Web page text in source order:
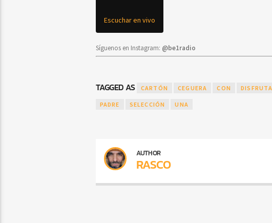
Escuchar en vivo
Síguenos en Instagram: @be1radio
TAGGED AS CARTÓN CEGUERA CON DISFRUTA
PADRE SELECCIÓN UNA
AUTHOR
RASCO